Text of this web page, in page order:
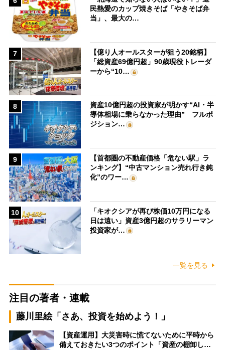
民熱愛のカップ焼きそば「やきそば弁
当」、最大の…
7
【億り人オールスターが狙う20銘柄】
「総資産69億円超」90歳現役トレーダ
ーから“10…
8
資産10億円超の投資家が明かす“AI・半
導体相場に乗らなかった理由” フルポ
ジション…
9
【首都圏の不動産価格「危ない駅」ラ
ンキング】“中古マンション売れ行き鈍
化”のワー…
10
「キオクシアが再び株価10万円になる
日は遠い」資産3億円超のサラリーマン
投資家が…
一覧を見る
注目の著者・連載
藤川里絵「さあ、投資を始めよう！」
【資産運用】大災害時に慌てないために平時から
備えておきたい3つのポイント「資産の棚卸し…